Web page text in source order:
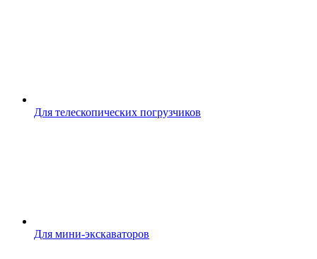
Для телескопических погрузчиков
Для мини-экскаваторов